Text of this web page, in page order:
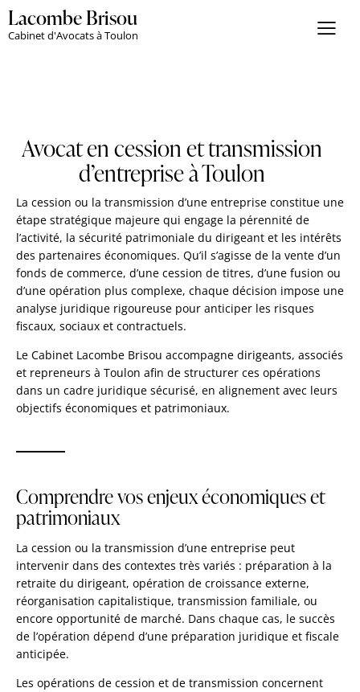
Lacombe Brisou
Cabinet d'Avocats à Toulon
Avocat en cession et transmission
d’entreprise à Toulon
La cession ou la transmission d’une entreprise constitue une
étape stratégique majeure qui engage la pérennité de
l’activité, la sécurité patrimoniale du dirigeant et les intérêts
des partenaires économiques. Qu’il s’agisse de la vente d’un
fonds de commerce, d’une cession de titres, d’une fusion ou
d’une opération plus complexe, chaque décision impose une
analyse juridique rigoureuse pour anticiper les risques
fiscaux, sociaux et contractuels.
Le Cabinet Lacombe Brisou accompagne dirigeants, associés
et repreneurs à Toulon afin de structurer ces opérations
dans un cadre juridique sécurisé, en alignement avec leurs
objectifs économiques et patrimoniaux.
Comprendre vos enjeux économiques et
patrimoniaux
La cession ou la transmission d’une entreprise peut
intervenir dans des contextes très variés : préparation à la
retraite du dirigeant, opération de croissance externe,
réorganisation capitalistique, transmission familiale, ou
encore opportunité de marché. Dans chaque cas, le succès
de l’opération dépend d’une préparation juridique et fiscale
anticipée.
Les opérations de cession et de transmission concernent